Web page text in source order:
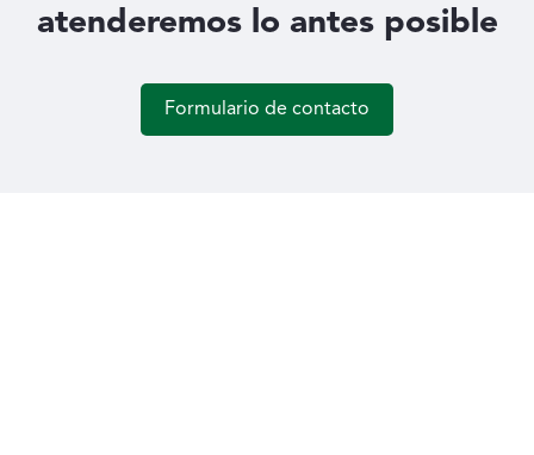
atenderemos lo antes posible
Formulario de contacto